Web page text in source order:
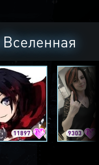
11897 9303